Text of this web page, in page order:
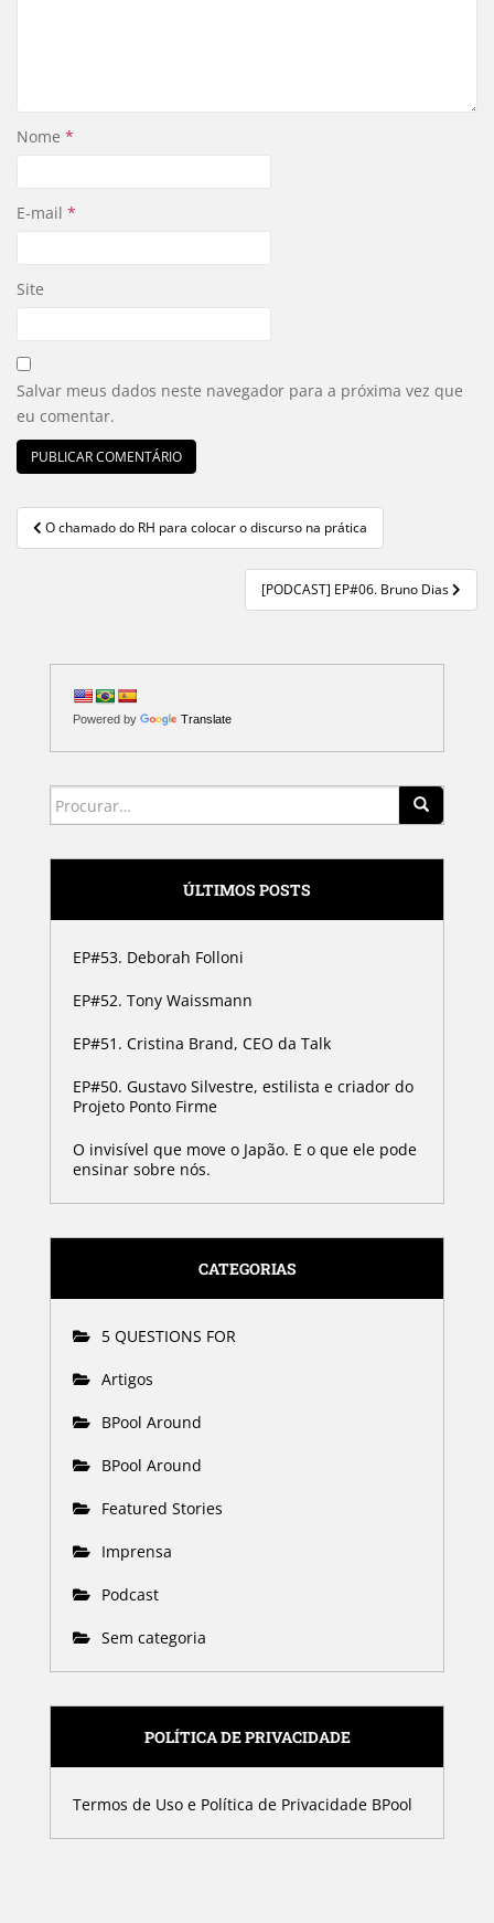
Nome *
E-mail *
Site
Salvar meus dados neste navegador para a próxima vez que
eu comentar.
Navegação de Post
O chamado do RH para colocar o discurso na prática
[PODCAST] EP#06. Bruno Dias
Powered by Translate
Search for:
ÚLTIMOS POSTS
EP#53. Deborah Folloni
EP#52. Tony Waissmann
EP#51. Cristina Brand, CEO da Talk
EP#50. Gustavo Silvestre, estilista e criador do
Projeto Ponto Firme
O invisível que move o Japão. E o que ele pode
ensinar sobre nós.
CATEGORIAS
5 QUESTIONS FOR
Artigos
BPool Around
BPool Around
Featured Stories
Imprensa
Podcast
Sem categoria
POLÍTICA DE PRIVACIDADE
Termos de Uso e Política de Privacidade BPool